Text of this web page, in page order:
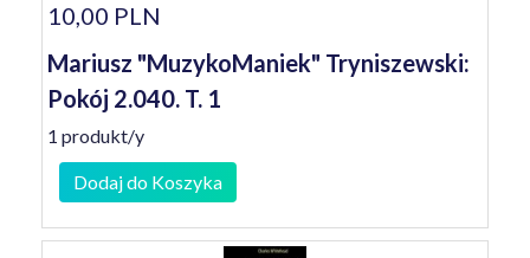
10,00 PLN
Mariusz "MuzykoManiek" Tryniszewski:
Pokój 2.040. T. 1
1 produkt/y
Dodaj do Koszyka